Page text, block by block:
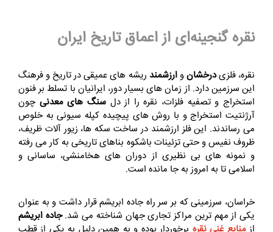
نقره گنجینه‌ای از اعماق تاریخ ایران
نقره، فلزیدرخشانوارزشمند ریشه‌‌ های عمیقی در تاریخ و فرهنگ
این سرزمین دارد. از زمان‌ های بسیار دور، ایرانیان با تسلط بر فنون
استخراج و تصفیه فلزات، نقره را از دلسنگ‌ های معدنی چون
آرژنتیت استخراج و با روش‌ های پیچیده کپله‌ سیونی به خلوص
می‌ رساندند. این فلز ارزشمند در ساخت سکه‌ ها، زیور آلات ظریف،
ظروف نفیس و حتی تزئینات باشکوه بناهای تاریخی به کار می‌ رفته
و نمونه‌ های بی‌ نظیری از دوران‌ های هخامنشی، ساسانی و
اسلامی تا به امروز به جا مانده است.
خراسان، سرزمینی که بر سر راه جاده ابریشم قرار داشت و به عنوان
یکی از مهم‌ ترین مراکز تجاری جهان شناخته می‌ شد.جاده ابریشم
ازمنابع غنی نقره برخوردار بوده و به همین دلیل به یکی از قطب‌